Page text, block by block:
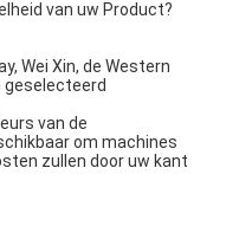
van uw Product?
Wei Xin, de Western
geselecteerd
van de
om machines
zullen door uw kant